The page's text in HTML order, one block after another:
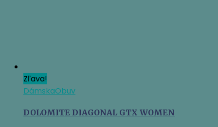
Zľava!
DámskaObuv
DOLOMITE DIAGONAL GTX WOMEN